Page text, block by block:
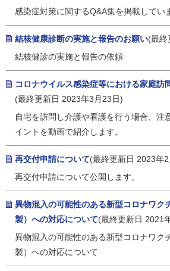
感染症対策に関するQ&A集を掲載してい
結核健康診断の実施と報告のお願い(最終
結核健診の実施と報告の依頼
コロナウイルス感染症等における家庭訪
(最終更新日 2023年3月23日)
自宅を訪問し介護や看護を行う場合、注
イントを動画で紹介します。
再交付申請について(最終更新日 2023年
再交付申請について公開します。
異物混入の可能性のある新型コロナワク
製）への対応について(最終更新日 2021
異物混入の可能性のある新型コロナワク
製）への対応について